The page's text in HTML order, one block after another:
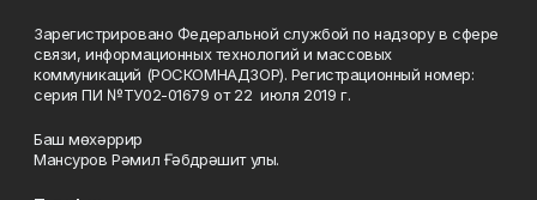
Зарегистрировано Федеральной службой по надзору в сфере
связи, информационных технологий и массовых
коммуникаций (РОСКОМНАДЗОР). Регистрационный номер:
серия ПИ №ТУ02-01679 от 22 июля 2019 г.
Баш мөхәррир
Мансуров Рәмил Ғәбдрәшит улы.